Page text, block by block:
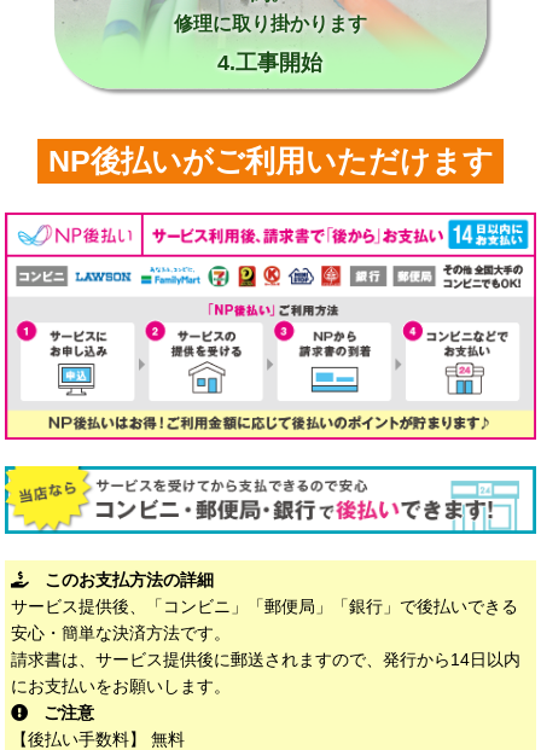
修理に取り掛かります
4.工事開始
NP後払いがご利用いただけます
このお支払方法の詳細
サービス提供後、「コンビニ」「郵便局」「銀行」で後払いできる
安心・簡単な決済方法です。
請求書は、サービス提供後に郵送されますので、発行から14日以内
にお支払いをお願いします。
ご注意
【後払い手数料】 無料